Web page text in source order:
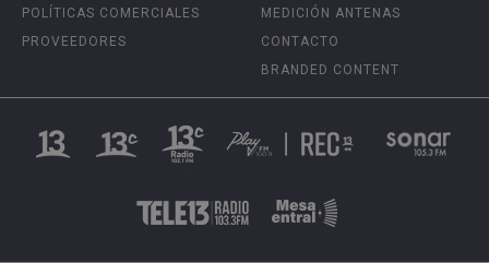
POLÍTICAS COMERCIALES
PROVEEDORES
MEDICIÓN ANTENAS
CONTACTO
BRANDED CONTENT